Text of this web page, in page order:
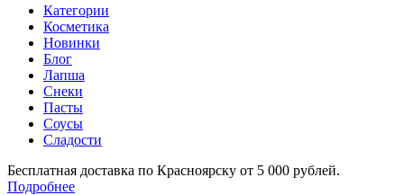
Категории
Косметика
Новинки
Блог
Лапша
Снеки
Пасты
Соусы
Сладости
Бесплатная доставка по Красноярску от 5 000 рублей.
Подробнее